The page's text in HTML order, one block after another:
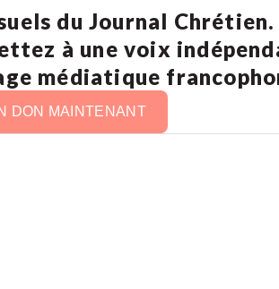
du Journal
à une voix
médiatique
DON MAINTENANT